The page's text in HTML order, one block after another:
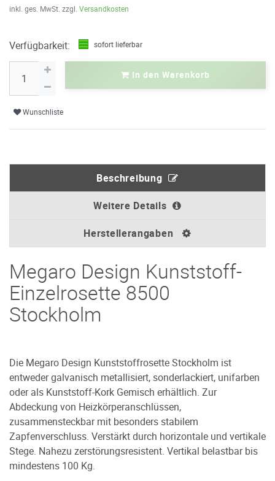
inkl. ges. MwSt. zzgl. Versandkosten
Verfügbarkeit: sofort lieferbar
In den Warenkorb
Wunschliste
Beschreibung
Weitere Details
Herstellerangaben
Megaro Design Kunststoff-
Einzelrosette 8500
Stockholm
Die Megaro Design Kunststoffrosette Stockholm ist
entweder galvanisch metallisiert, sonderlackiert, unifarben
oder als Kunststoff-Kork Gemisch erhältlich. Zur
Abdeckung von Heizkörperanschlüssen,
zusammensteckbar mit besonders stabilem
Zapfenverschluss. Verstärkt durch horizontale und vertikale
Stege. Nahezu zerstörungsresistent. Vertikal belastbar bis
mindestens 100 Kg.